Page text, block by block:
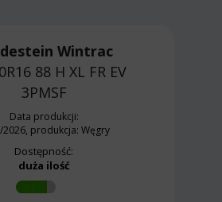
Wintrac
88 H XL FR EV
3PMSF
Data produkcji:
2026, produkcja: Węgry
Dostępność:
duża ilość